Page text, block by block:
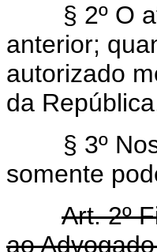
§ 2º O
anterior;
autorizado
da
§ 3º
somente
Art. 2º
ao